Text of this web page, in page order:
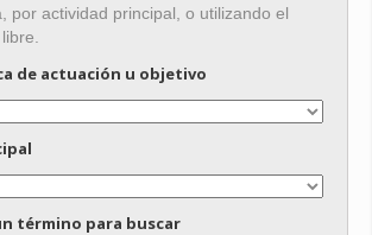
por actividad principal, o utilizando el
de actuación u objetivo
término para buscar